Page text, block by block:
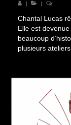
| |
Chantal Lucas
Elle est
beaucoup
plusieurs ateliers